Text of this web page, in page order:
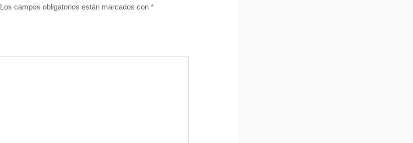
Los campos obligatorios están marcados con*